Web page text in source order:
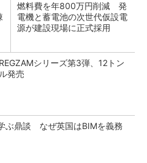
燃料費を年800万円削減 発
電機と蓄電池の次世代仮設電
源が建設現場に正式採用
シリーズ第3弾、12トン
発売
ぶ鼎談 なぜ英国はBIMを義務